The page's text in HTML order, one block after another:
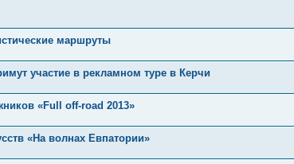
маршруты
участие в рекламном туре в Керчи
«Full off-road 2013»
«На волнах Евпатории»